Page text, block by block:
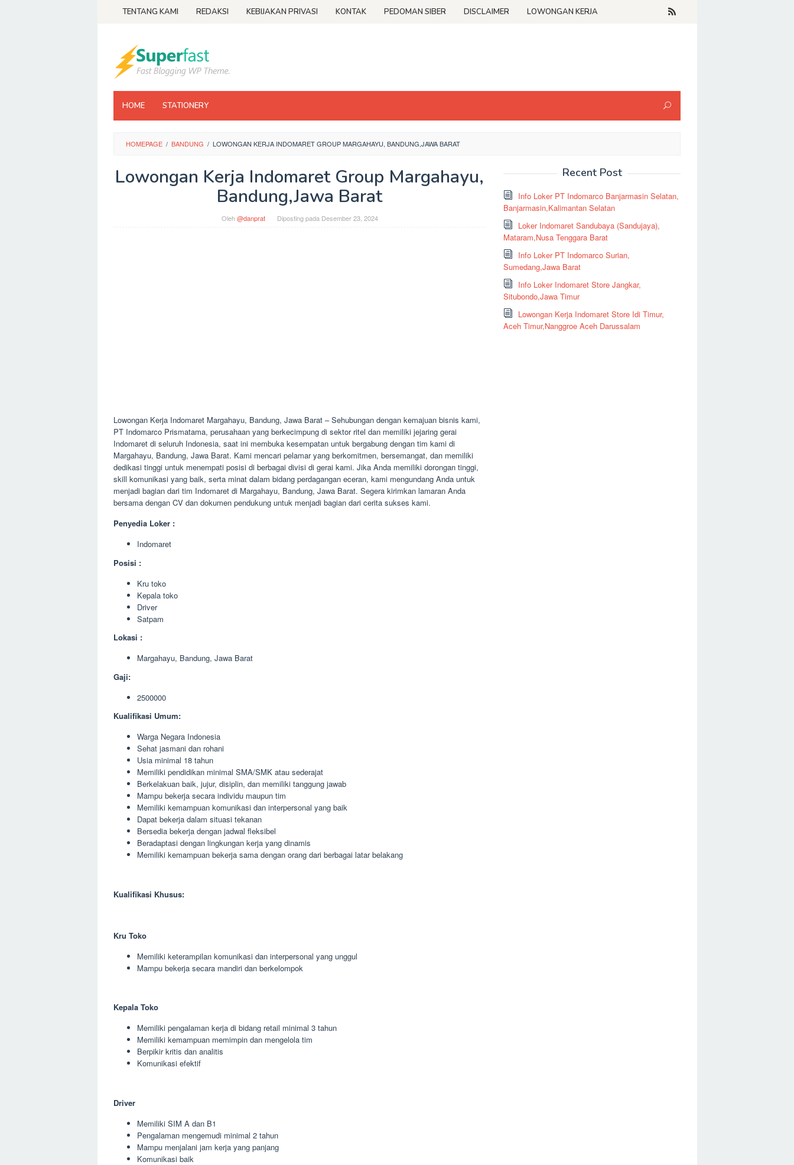
TENTANG KAMI REDAKSI KEBIJAKAN PRIVASI KONTAK PEDOMAN SIBER DISCLAIMER LOWONGAN KERJA
HOME STATIONERY
HOMEPAGE / BANDUNG / LOWONGAN KERJA INDOMARET GROUP MARGAHAYU, BANDUNG,JAWA BARAT
Lowongan Kerja Indomaret Group Margahayu,
Bandung,Jawa Barat
Oleh@danprat Diposting pada Desember 23, 2024
Lowongan Kerja Indomaret Margahayu, Bandung, Jawa Barat – Sehubungan dengan kemajuan bisnis kami,
PT Indomarco Prismatama, perusahaan yang berkecimpung di sektor ritel dan memiliki jejaring gerai
Indomaret di seluruh Indonesia, saat ini membuka kesempatan untuk bergabung dengan tim kami di
Margahayu, Bandung, Jawa Barat. Kami mencari pelamar yang berkomitmen, bersemangat, dan memiliki
dedikasi tinggi untuk menempati posisi di berbagai divisi di gerai kami. Jika Anda memiliki dorongan tinggi,
skill komunikasi yang baik, serta minat dalam bidang perdagangan eceran, kami mengundang Anda untuk
menjadi bagian dari tim Indomaret di Margahayu, Bandung, Jawa Barat. Segera kirimkan lamaran Anda
bersama dengan CV dan dokumen pendukung untuk menjadi bagian dari cerita sukses kami.
Penyedia Loker :
Indomaret
Posisi :
Kru toko
Kepala toko
Driver
Satpam
Lokasi :
Margahayu, Bandung, Jawa Barat
Gaji:
2500000
Kualifikasi Umum:
Warga Negara Indonesia
Sehat jasmani dan rohani
Usia minimal 18 tahun
Memiliki pendidikan minimal SMA/SMK atau sederajat
Berkelakuan baik, jujur, disiplin, dan memiliki tanggung jawab
Mampu bekerja secara individu maupun tim
Memiliki kemampuan komunikasi dan interpersonal yang baik
Dapat bekerja dalam situasi tekanan
Bersedia bekerja dengan jadwal fleksibel
Beradaptasi dengan lingkungan kerja yang dinamis
Memiliki kemampuan bekerja sama dengan orang dari berbagai latar belakang
Kualifikasi Khusus:
Kru Toko
Memiliki keterampilan komunikasi dan interpersonal yang unggul
Mampu bekerja secara mandiri dan berkelompok
Kepala Toko
Memiliki pengalaman kerja di bidang retail minimal 3 tahun
Memiliki kemampuan memimpin dan mengelola tim
Berpikir kritis dan analitis
Komunikasi efektif
Driver
Memiliki SIM A dan B1
Pengalaman mengemudi minimal 2 tahun
Mampu menjalani jam kerja yang panjang
Komunikasi baik
Recent Post
Info Loker PT Indomarco Banjarmasin Selatan,
Banjarmasin,Kalimantan Selatan
Loker Indomaret Sandubaya (Sandujaya),
Mataram,Nusa Tenggara Barat
Info Loker PT Indomarco Surian,
Sumedang,Jawa Barat
Info Loker Indomaret Store Jangkar,
Situbondo,Jawa Timur
Lowongan Kerja Indomaret Store Idi Timur,
Aceh Timur,Nanggroe Aceh Darussalam